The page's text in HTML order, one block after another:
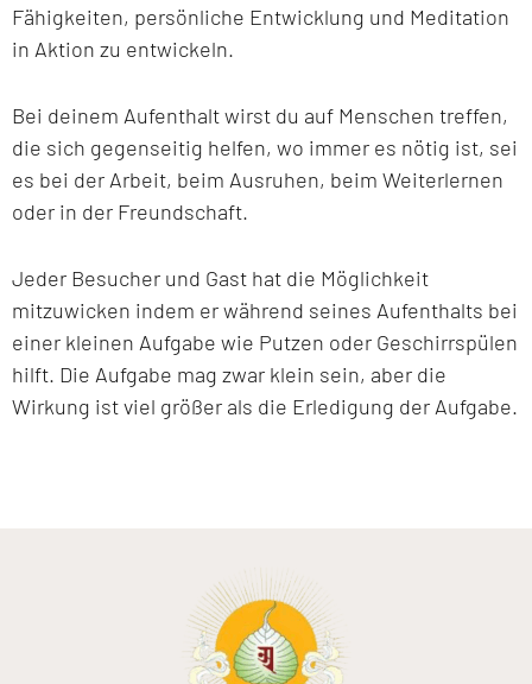
Fähigkeiten, persönliche Entwicklung und Meditation
in Aktion zu entwickeln.
Bei deinem Aufenthalt wirst du auf Menschen treffen,
die sich gegenseitig helfen, wo immer es nötig ist, sei
es bei der Arbeit, beim Ausruhen, beim Weiterlernen
oder in der Freundschaft.
Jeder Besucher und Gast hat die Möglichkeit
mitzuwicken indem er während seines Aufenthalts bei
einer kleinen Aufgabe wie Putzen oder Geschirrspülen
hilft. Die Aufgabe mag zwar klein sein, aber die
Wirkung ist viel größer als die Erledigung der Aufgabe.